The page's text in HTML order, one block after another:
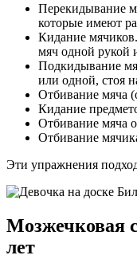
Перекидывание
которые имеют
Кидание
мяч одной рукой
Подкидывание
или одной, стоя
Отбивание мяча
Кидание
Отбивание мяча
Отбивание
Эти упражнения
Мозжечковая
лет